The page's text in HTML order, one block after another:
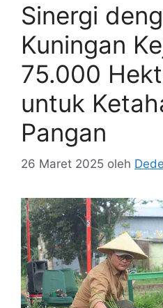
Sinergi
Kuningan
75.000
untuk
Pangan
26 Maret 2025 oleh